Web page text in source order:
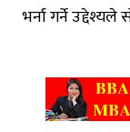
भर्ना गर्ने